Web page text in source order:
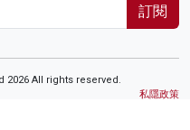
訂閱
All rights reserved.
私隱政策